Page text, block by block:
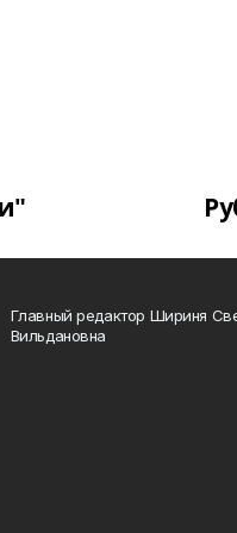
Главный редактор Шириня
Вильдановна